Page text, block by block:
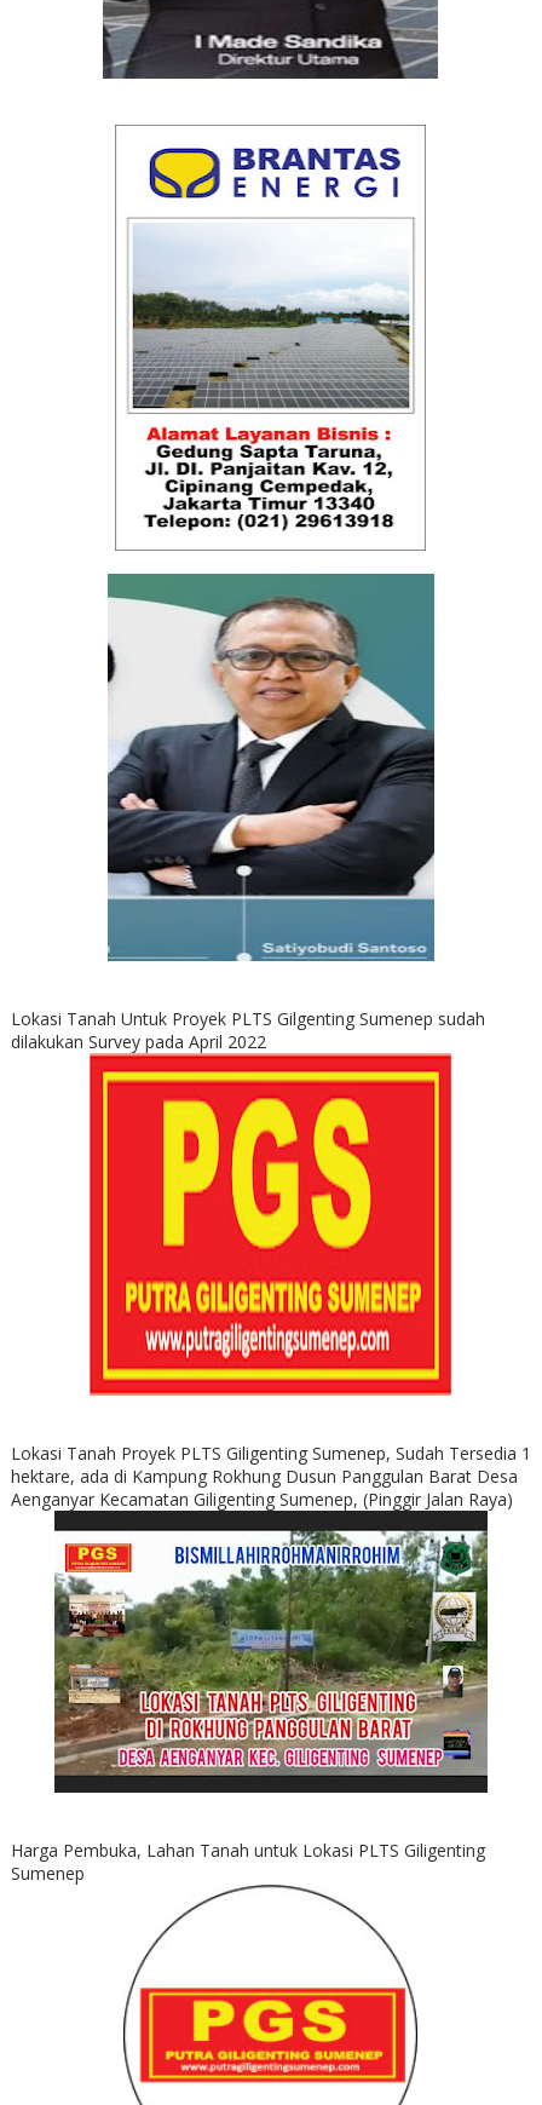
Lokasi Tanah Untuk Proyek PLTS Gilgenting Sumenep sudah
dilakukan Survey pada April 2022
Lokasi Tanah Proyek PLTS Giligenting Sumenep, Sudah Tersedia 1
hektare, ada di Kampung Rokhung Dusun Panggulan Barat Desa
Aenganyar Kecamatan Giligenting Sumenep, (Pinggir Jalan Raya)
Harga Pembuka, Lahan Tanah untuk Lokasi PLTS Giligenting
Sumenep